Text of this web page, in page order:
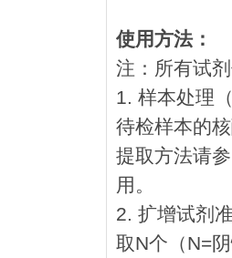
使用方法：
注：所有试
1. 样本处理
待检样本的
提取方法请
用。
2. 扩增试剂
取N个（N=